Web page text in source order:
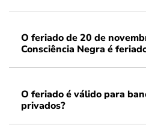
O feriado de 20 de
Consciência Negra é
O feriado é válido para
privados?